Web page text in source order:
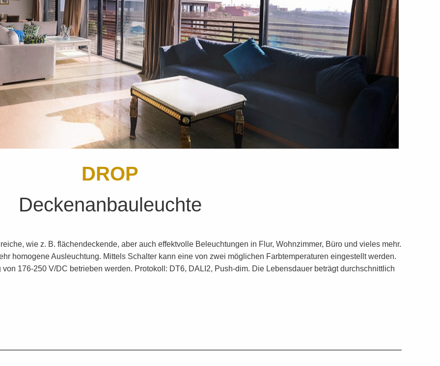
DROP
Deckenanbauleuchte
wie z. B. flächendeckende, aber auch effektvolle Beleuchtungen in Flur, Wohnzimmer, Büro und vieles mehr.
homogene Ausleuchtung. Mittels Schalter kann eine von zwei möglichen Farbtemperaturen eingestellt werden.
176-250 V/DC betrieben werden. Protokoll: DT6, DALI2, Push-dim. Die Lebensdauer beträgt durchschnittlich